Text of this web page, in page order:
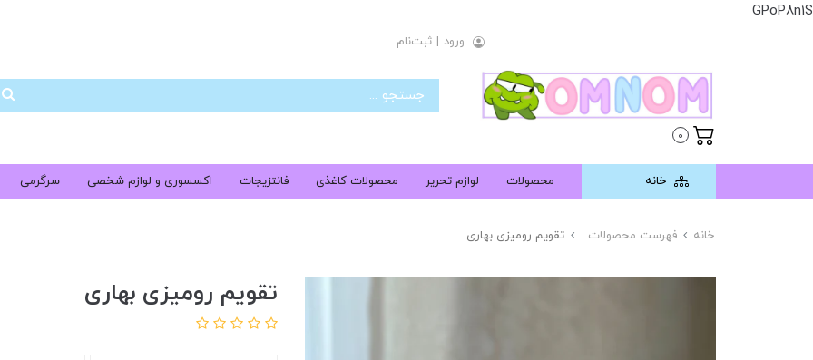
GPoP8n1S
ورود | ثبت‌نام
0
خانه محصولات لوازم تحریر محصولات کاغذی فانتزیجات اکسسوری و لوازم شخصی سرگرمی
خانه فهرست محصولات تقویم رومیزی بهاری
تقویم رومیزی بهاری